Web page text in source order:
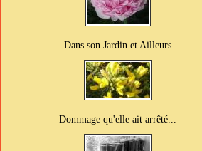
Dans son Jardin et Ailleurs
Dommage qu'elle ait arrêté...